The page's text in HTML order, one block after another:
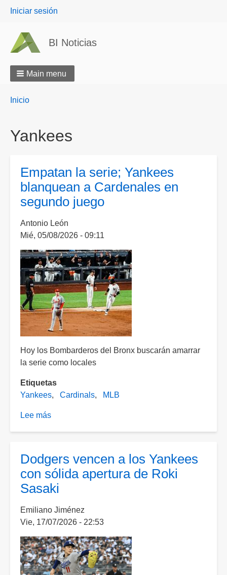
User
Iniciar sesión
BI Noticias
Main menu
Breadcrumbs
You
Inicio
Yankees
Empatan la serie; Yankees
blanquean a Cardenales en
segundo juego
Antonio León
Mié, 05/08/2026 - 09:11
Hoy los Bombarderos del Bronx buscarán amarrar
la serie como locales
Etiquetas
Yankees
Cardinals MLB
Lee más
Yankees
blanquean
a
en
segundo
juego
Dodgers vencen a los Yankees
con sólida apertura de Roki
Sasaki
Emiliano Jiménez
Vie, 17/07/2026 - 22:53